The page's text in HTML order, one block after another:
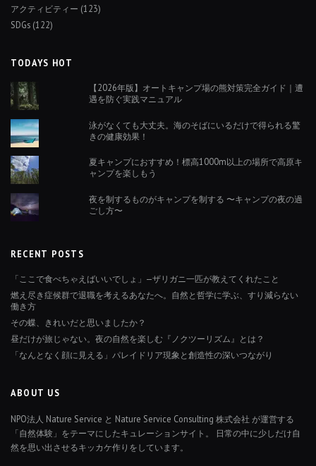
アクティビティー (123)
SDGs (122)
TODAYS HOT
【2026年版】オートキャンプ場の熊対策完全ガイド｜遭
遇を防ぐ実践マニュアル
泳がなくても大丈夫。海のそばにいるだけで得られる驚
きの健康効果！
夏キャンプにおすすめ！標高1000m以上の場所で高原キ
ャンプを楽しもう
夜を制するものがキャンプを制する 〜キャンプの夜の過
ごし方〜
RECENT POSTS
「ここで食べちゃえばいいでしょ」—ザリガニ一匹が教えてくれたこと
燃え尽き症候群で退職を考えるあなたへ。自然と哲学に学ぶ、すり減らない
働き方
その蝶、きれいだと思いましたか？
昼だけが旅じゃない。夜の自然を楽しむ『ノクツーリズム』とは？
「なんとなく顔に見える」パレイドリア現象と創造性の深いつながり
ABOUT US
NPO法人 Nature Service と Nature Service Consulting 株式会社 が運営する
「自然体験」をテーマにしたキュレーションサイト。 日常の中に少しだけ自
然を思い出させるキッカケ作りをしています。